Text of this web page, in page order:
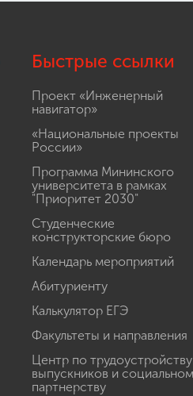
Быстрые ссылки
Проект «Инженерный
навигатор»
«Национальные проекты
России»
Программа Мининского
университета в рамках
"Приоритет 2030"
Студенческие
конструкторские бюро
Календарь мероприятий
Абитуриенту
Калькулятор ЕГЭ
Факультеты и направления
Центр по трудоустройству
выпускников и
партнерству